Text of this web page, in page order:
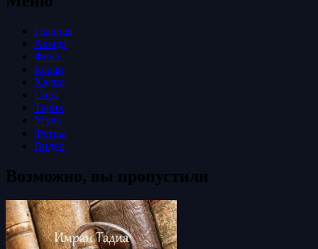
Главная
Акыда
Фикх
Коран
Хадис
Сира
Тарих
Усуль
Фетвы
Видео
Возможно, вы пропустили